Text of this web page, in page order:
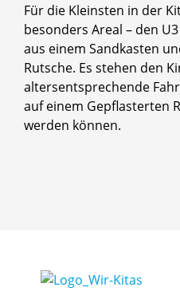
Für die Kleinsten in der
besonders Areal – den
aus einem Sandkasten
Rutsche. Es stehen den
altersentsprechende
auf einem Gepflasterten
werden können.